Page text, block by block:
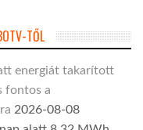
TŐL
energiát takarított
fontos a
2026-08-08